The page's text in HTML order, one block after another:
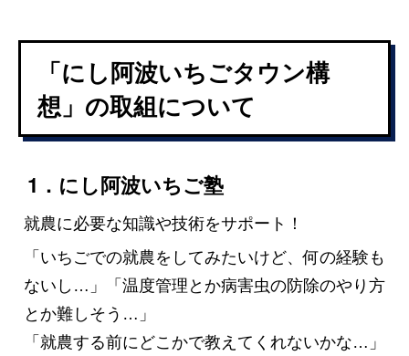
「にし阿波いちごタウン構
想」の取組について
1．にし阿波いちご塾
就農に必要な知識や技術をサポート！
「いちごでの就農をしてみたいけど、何の経験も
ないし…」「温度管理とか病害虫の防除のやり方
とか難しそう…」
「就農する前にどこかで教えてくれないかな…」